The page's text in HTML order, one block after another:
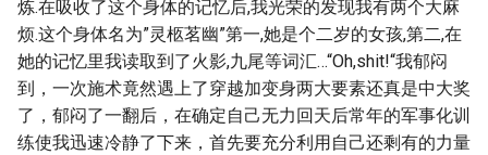
炼.在吸收了这个身体的记忆后,我光荣的发现我有两个大麻
烦.这个身体名为”灵柩茗幽”第一,她是个二岁的女孩,第二,在
她的记忆里我读取到了火影,九尾等词汇…“Oh,shit!“我郁闷
到，一次施术竟然遇上了穿越加变身两大要素还真是中大奖
了，郁闷了一翻后，在确定自己无力回天后常年的军事化训
练使我迅速冷静了下来，首先要充分利用自己还剩有的力量